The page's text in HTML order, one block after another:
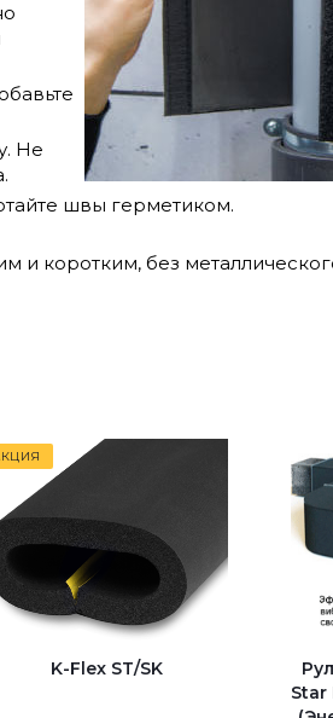
Не
швы герметиком.
и коротким, без
K-Flex ST/SK
Star